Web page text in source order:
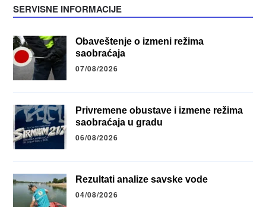
SERVISNE INFORMACIJE
Obaveštenje o izmeni režima
saobraćaja
07/08/2026
Privremene obustave i izmene režima
saobraćaja u gradu
06/08/2026
Rezultati analize savske vode
04/08/2026